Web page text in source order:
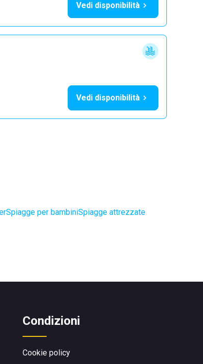
Vedi disponibilità
Vedi disponibilità
Spiagge per bambiniSpiagge attrezzate
Condizioni
Cookie policy